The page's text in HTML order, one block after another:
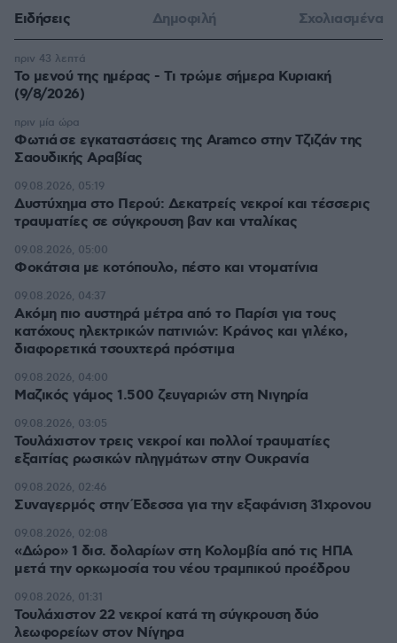
Ειδήσεις Δημοφιλή Σχολιασμένα
Το μενού της ημέρας - Τι τρώμε σήμερα Κυριακή
(9/8/2026)
πριν 43 λεπτά
Φωτιά σε εγκαταστάσεις της Aramco στην Τζιζάν της
Σαουδικής Αραβίας
πριν μία ώρα
Δυστύχημα στο Περού: Δεκατρείς νεκροί και τέσσερις
τραυματίες σε σύγκρουση βαν και νταλίκας
09.08.2026, 05:19
Φοκάτσια με κοτόπουλο, πέστο και ντοματίνια
09.08.2026, 05:00
Ακόμη πιο αυστηρά μέτρα από το Παρίσι για τους
κατόχους ηλεκτρικών πατινιών: Κράνος και γιλέκο,
διαφορετικά τσουχτερά πρόστιμα
09.08.2026, 04:37
Μαζικός γάμος 1.500 ζευγαριών στη Νιγηρία
09.08.2026, 04:00
Τουλάχιστον τρεις νεκροί και πολλοί τραυματίες
εξαιτίας ρωσικών πληγμάτων στην Ουκρανία
09.08.2026, 03:05
Συναγερμός στην Έδεσσα για την εξαφάνιση 31χρονου
09.08.2026, 02:46
«Δώρο» 1 δισ. δολαρίων στη Κολομβία από τις ΗΠΑ
μετά την ορκωμοσία του νέου τραμπικού προέδρου
09.08.2026, 02:08
Τουλάχιστον 22 νεκροί κατά τη σύγκρουση δύο
λεωφορείων στον Νίγηρα
09.08.2026, 01:31